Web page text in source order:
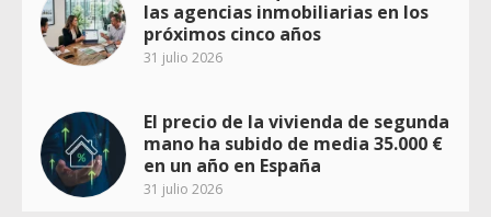
las agencias inmobiliarias en los
próximos cinco años
31 julio 2026
El precio de la vivienda de segunda
mano ha subido de media 35.000 €
en un año en España
31 julio 2026